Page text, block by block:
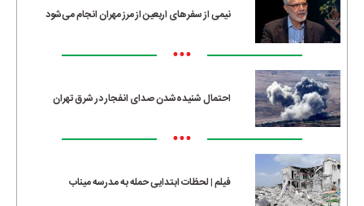
نیمی از سفرهای اربعین از مرز مهران انجام می‌شود
•••
احتمال شنیده‌شدن صدای انفجار در شرق تهران
•••
فیلم | لحظات ابتدایی حمله به مدرسه میناب